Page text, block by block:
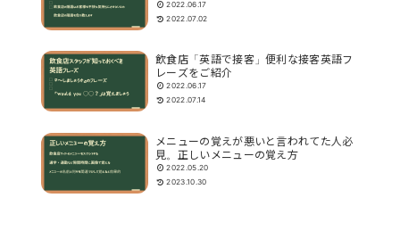
2022.06.17
2022.07.02
飲食店「英語で接客」便利な接客英語フ
レーズをご紹介
2022.06.17
2022.07.14
メニューの覚えが悪いと言われてた人必
見。正しいメニューの覚え方
2022.05.20
2023.10.30